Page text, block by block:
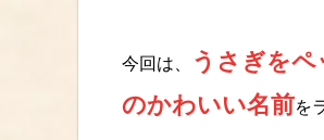
今回は、
うさぎを
のかわいい名前を